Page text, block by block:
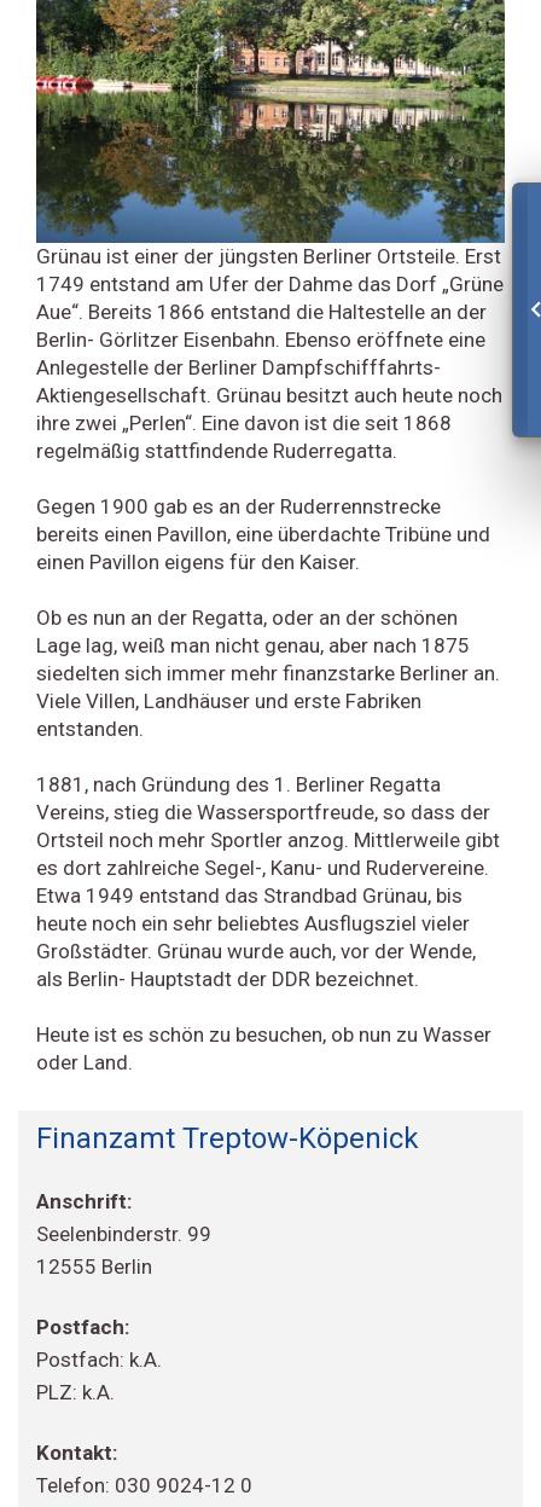
Grünau ist einer der jüngsten Berliner Ortsteile. Erst
1749 entstand am Ufer der Dahme das Dorf „Grüne
Aue“. Bereits 1866 entstand die Haltestelle an der
Berlin- Görlitzer Eisenbahn. Ebenso eröffnete eine
Anlegestelle der Berliner Dampfschifffahrts-
Aktiengesellschaft. Grünau besitzt auch heute noch
ihre zwei „Perlen“. Eine davon ist die seit 1868
regelmäßig stattfindende Ruderregatta.
Gegen 1900 gab es an der Ruderrennstrecke
bereits einen Pavillon, eine überdachte Tribüne und
einen Pavillon eigens für den Kaiser.
Ob es nun an der Regatta, oder an der schönen
Lage lag, weiß man nicht genau, aber nach 1875
siedelten sich immer mehr finanzstarke Berliner an.
Viele Villen, Landhäuser und erste Fabriken
entstanden.
1881, nach Gründung des 1. Berliner Regatta
Vereins, stieg die Wassersportfreude, so dass der
Ortsteil noch mehr Sportler anzog. Mittlerweile gibt
es dort zahlreiche Segel-, Kanu- und Rudervereine.
Etwa 1949 entstand das Strandbad Grünau, bis
heute noch ein sehr beliebtes Ausflugsziel vieler
Großstädter. Grünau wurde auch, vor der Wende,
als Berlin- Hauptstadt der DDR bezeichnet.
Heute ist es schön zu besuchen, ob nun zu Wasser
oder Land.
Finanzamt Treptow-Köpenick
Anschrift:
Seelenbinderstr. 99
12555 Berlin
Postfach:
Postfach: k.A.
PLZ: k.A.
Kontakt:
Telefon: 030 9024-12 0